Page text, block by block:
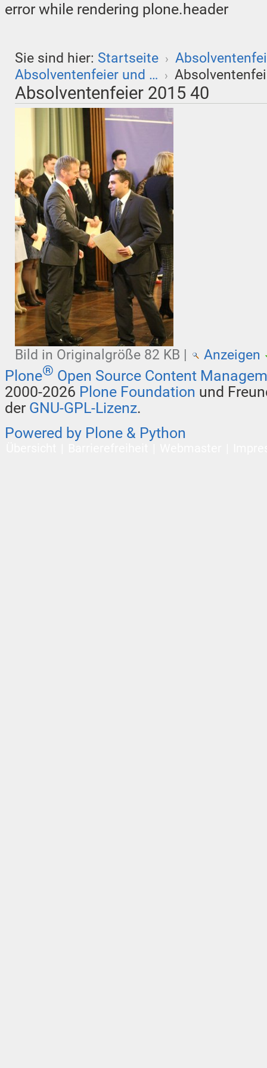
error while rendering plone.header
Sie sind hier: Startseite ›
Absolventenfeier und … ›
Absolventenfeier 2015 40
Bild in Originalgröße 82 KB | Anzeigen
Plone® Open Source Content
2000-2026 Plone Foundation und
der GNU-GPL-Lizenz.
Powered by Plone & Python